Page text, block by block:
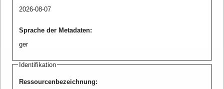
2026-08-07
Sprache der Metadaten:
ger
Identifikation
Ressourcenbezeichnung: